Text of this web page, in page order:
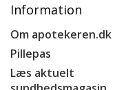
Information
Om apotekeren.dk
Pillepas
Læs aktuelt